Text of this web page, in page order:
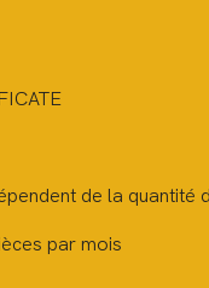
de la quantité
par mois